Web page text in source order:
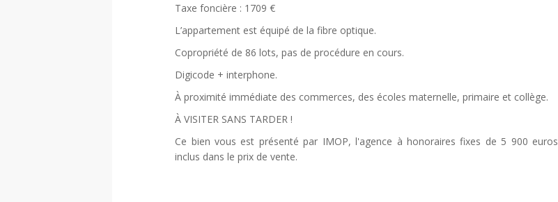
Taxe foncière : 1709 €
L’appartement est équipé de la fibre optique.
Copropriété de 86 lots, pas de procédure en cours.
Digicode + interphone.
À proximité immédiate des commerces, des écoles maternelle, primaire et collège.
À VISITER SANS TARDER !
Ce bien vous est présenté par IMOP, l'agence à honoraires fixes de 5 900 euros
inclus dans le prix de vente.